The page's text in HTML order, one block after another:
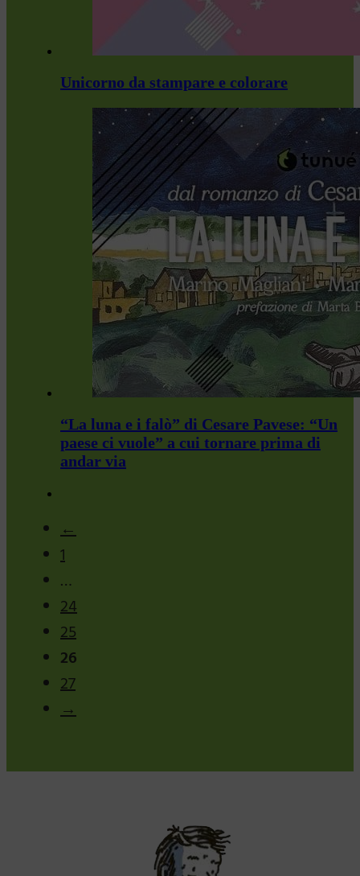
Unicorno da stampare e colorare
“La luna e i falò” di Cesare Pavese: “Un
paese ci vuole” a cui tornare prima di
andar via
←
1
…
24
25
26
27
→